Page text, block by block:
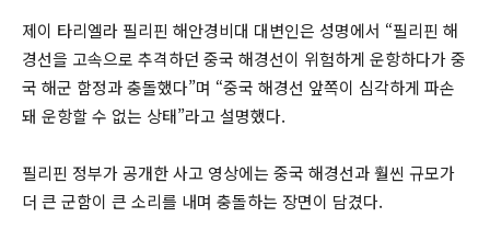
제이 타리엘라 필리핀 해안경비대 대변인은 성명에서 “필리핀 해
경선을 고속으로 추격하던 중국 해경선이 위험하게 운항하다가 중
국 해군 함정과 충돌했다”며 “중국 해경선 앞쪽이 심각하게 파손
돼 운항할 수 없는 상태”라고 설명했다.
필리핀 정부가 공개한 사고 영상에는 중국 해경선과 훨씬 규모가
더 큰 군함이 큰 소리를 내며 충돌하는 장면이 담겼다.